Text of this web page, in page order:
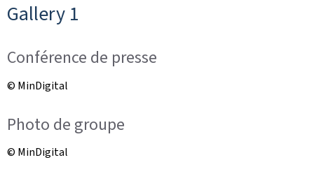
Gallery 1
Conférence de presse
© MinDigital
Photo de groupe
© MinDigital